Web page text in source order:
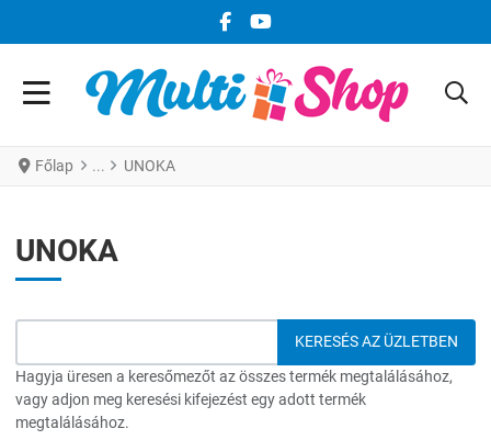
FACEBOOK KÖZÖSSÉGI LINK
YOUTUBE KÖZÖSSÉGI LINK
Főlap UNOKA
UNOKA
Hagyja üresen a keresőmezőt az összes termék megtalálásához,
vagy adjon meg keresési kifejezést egy adott termék
megtalálásához.